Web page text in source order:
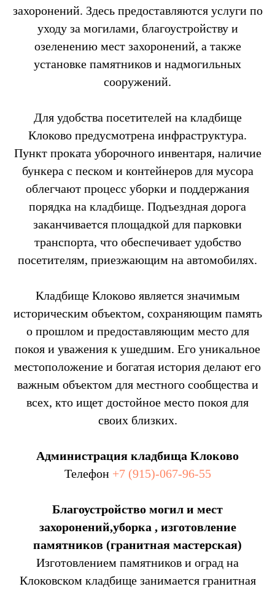
захоронений. Здесь предоставляются услуги по
уходу за могилами, благоустройству и
озеленению мест захоронений, а также
установке памятников и надмогильных
сооружений.
Для удобства посетителей на кладбище
Клоково предусмотрена инфраструктура.
Пункт проката уборочного инвентаря, наличие
бункера с песком и контейнеров для мусора
облегчают процесс уборки и поддержания
порядка на кладбище. Подъездная дорога
заканчивается площадкой для парковки
транспорта, что обеспечивает удобство
посетителям, приезжающим на автомобилях.
Кладбище Клоково является значимым
историческим объектом, сохраняющим память
о прошлом и предоставляющим место для
покоя и уважения к ушедшим. Его уникальное
местоположение и богатая история делают его
важным объектом для местного сообщества и
всех, кто ищет достойное место покоя для
своих близких.
Администрация кладбища Клоково
Телефон +7 (915)-067-96-55
Благоустройство могил и мест
захоронений,уборка , изготовление
памятников (гранитная мастерская)
Изготовлением памятников и оград на
Клоковском кладбище занимается гранитная